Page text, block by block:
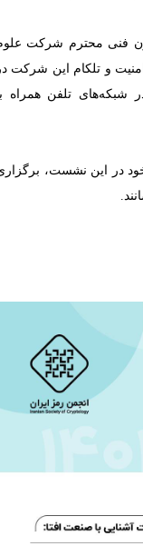
فنی محترم شرکت علوم
و تلکام این شرکت در
تلفن همراه با
در این نشست، برگزاری